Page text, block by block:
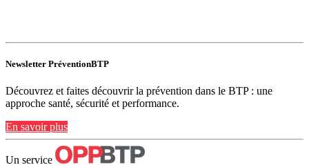
Newsletter PréventionBTP
Découvrez et faites découvrir la prévention dans le BTP : une
approche santé, sécurité et performance.
En savoir plus
Un service